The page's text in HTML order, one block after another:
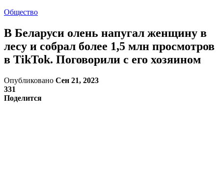
Общество
В Беларуси олень напугал женщину в
лесу и собрал более 1,5 млн просмотров
в TikTok. Поговорили с его хозяином
Опубликовано Сен 21, 2023
331
Поделится